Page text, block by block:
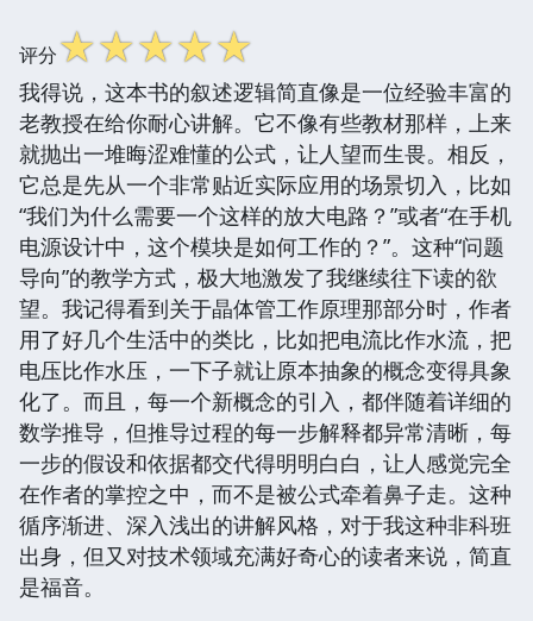
评分☆☆☆☆☆
我得说，这本书的叙述逻辑简直像是一位经验丰富的
老教授在给你耐心讲解。它不像有些教材那样，上来
就抛出一堆晦涩难懂的公式，让人望而生畏。相反，
它总是先从一个非常贴近实际应用的场景切入，比如
“我们为什么需要一个这样的放大电路？”或者“在手机
电源设计中，这个模块是如何工作的？”。这种“问题
导向”的教学方式，极大地激发了我继续往下读的欲
望。我记得看到关于晶体管工作原理那部分时，作者
用了好几个生活中的类比，比如把电流比作水流，把
电压比作水压，一下子就让原本抽象的概念变得具象
化了。而且，每一个新概念的引入，都伴随着详细的
数学推导，但推导过程的每一步解释都异常清晰，每
一步的假设和依据都交代得明明白白，让人感觉完全
在作者的掌控之中，而不是被公式牵着鼻子走。这种
循序渐进、深入浅出的讲解风格，对于我这种非科班
出身，但又对技术领域充满好奇心的读者来说，简直
是福音。